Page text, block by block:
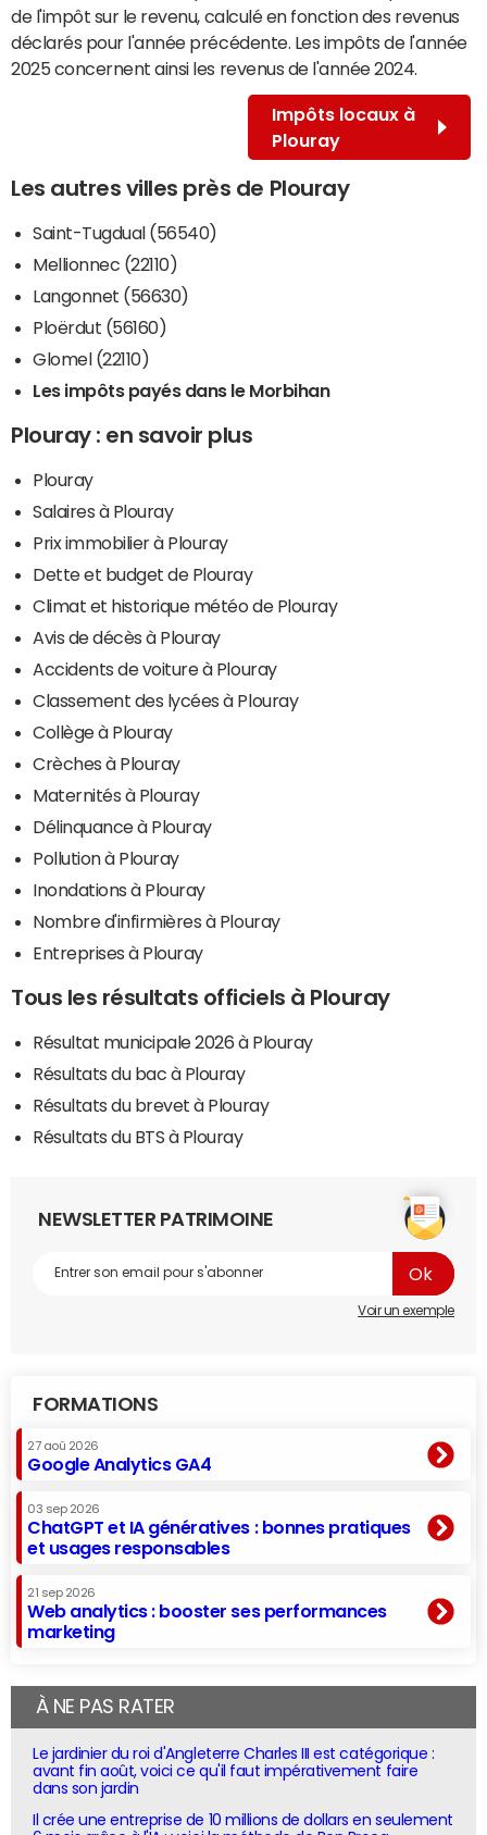
de l'impôt sur le revenu, calculé en fonction des revenus
déclarés pour l'année précédente. Les impôts de l'année
2025 concernent ainsi les revenus de l'année 2024.
Impôts locaux à
Plouray
Les autres villes près de Plouray
Saint-Tugdual (56540)
Mellionnec (22110)
Langonnet (56630)
Ploërdut (56160)
Glomel (22110)
Les impôts payés dans le Morbihan
Plouray : en savoir plus
Plouray
Salaires à Plouray
Prix immobilier à Plouray
Dette et budget de Plouray
Climat et historique météo de Plouray
Avis de décès à Plouray
Accidents de voiture à Plouray
Classement des lycées à Plouray
Collège à Plouray
Crèches à Plouray
Maternités à Plouray
Délinquance à Plouray
Pollution à Plouray
Inondations à Plouray
Nombre d'infirmières à Plouray
Entreprises à Plouray
Tous les résultats officiels à Plouray
Résultat municipale 2026 à Plouray
Résultats du bac à Plouray
Résultats du brevet à Plouray
Résultats du BTS à Plouray
NEWSLETTER PATRIMOINE
Voir un exemple
FORMATIONS
27 aoû 2026
Google Analytics GA4
03 sep 2026
ChatGPT et IA génératives : bonnes pratiques
et usages responsables
21 sep 2026
Web analytics : booster ses performances
marketing
À NE PAS RATER
Le jardinier du roi d'Angleterre Charles III est catégorique :
avant fin août, voici ce qu'il faut impérativement faire
dans son jardin
Il crée une entreprise de 10 millions de dollars en seulement